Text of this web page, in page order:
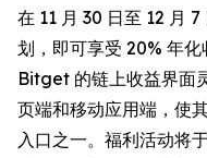
在 11 月 30 日至 12 月
划，即可享受 20% 年
Bitget 的链上收益界面
页端和移动应用端，使
入口之一。福利活动将